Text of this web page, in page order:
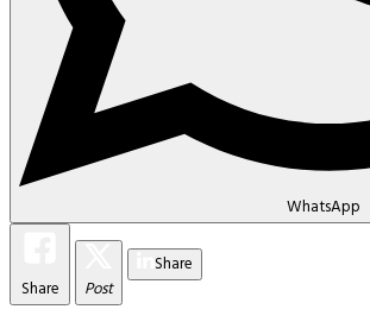
WhatsApp
Share Post
Share